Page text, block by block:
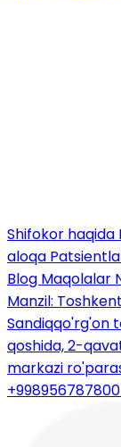
Shifokor haqida
aloqa
Blog Maqolalar
Manzil:
Sandiqqo'rg'on
qoshida, 2-
markazi
+998956787800